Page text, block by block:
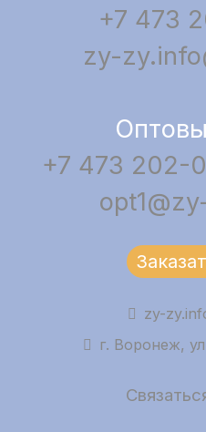
+7 473
zy-
+7 473 202-
zy-
г. Воронеж,